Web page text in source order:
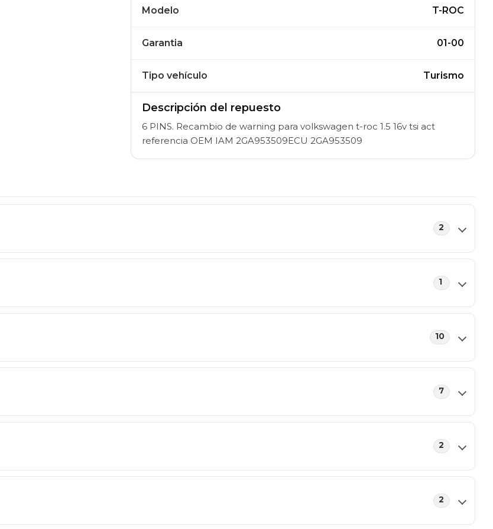
Modelo T-ROC
Garantia 01-00
Tipo vehículo Turismo
Descripción del repuesto
6 PINS. Recambio de warning para volkswagen t-roc 1.5 16v tsi act
referencia OEM IAM 2GA953509ECU 2GA953509
2
1
10
7
2
2